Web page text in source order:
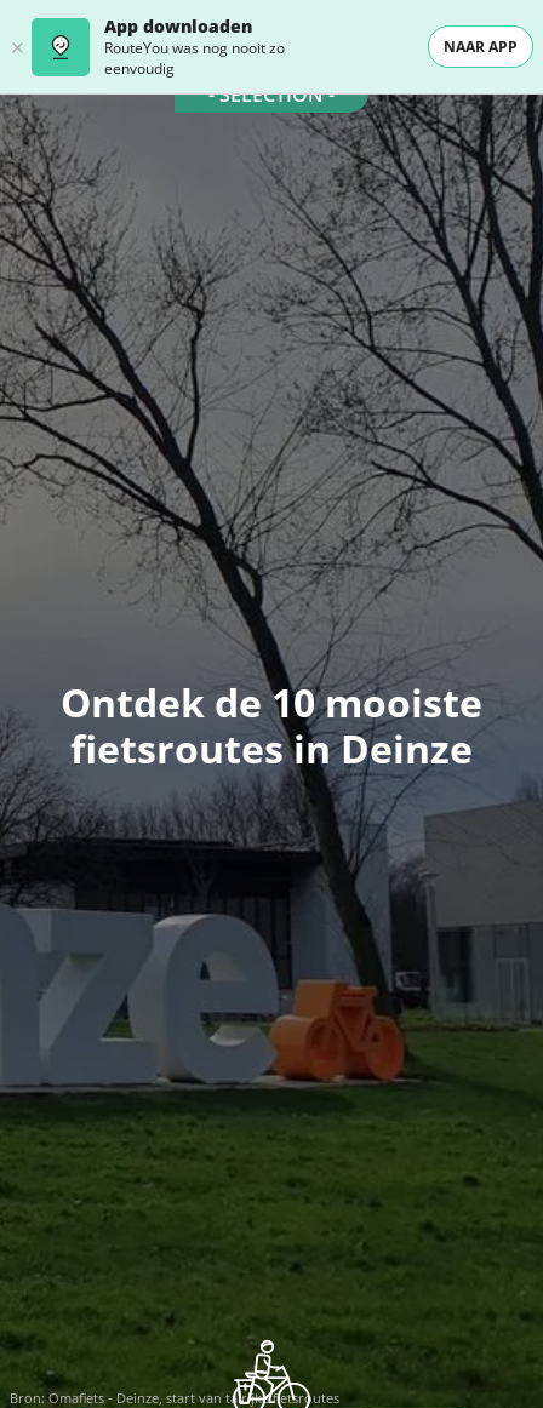
App downloaden
RouteYou was nog nooit zo
eenvoudig
NAAR APP
- SELECTION -
Ontdek de 10 mooiste
fietsroutes in Deinze
Bron: Omafiets - Deinze, start van talrijke fietsroutes